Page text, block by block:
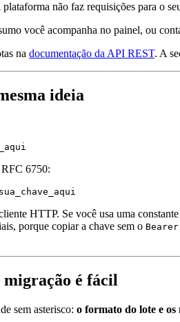
plataforma não faz requisições para o
você acompanha no painel, ou
na documentação da API REST. A
ideia
6750:
HTTP. Se você usa uma constante
porque copiar a chave sem o Bearer
é fácil
sem asterisco: o formato do lote e os